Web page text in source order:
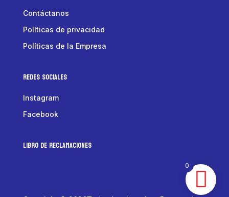
Contáctanos
Políticas de privacidad
Políticas de la Empresa
Redes Sociales
Instagram
Facebook
LIBRO DE RECLAMACIONES
0